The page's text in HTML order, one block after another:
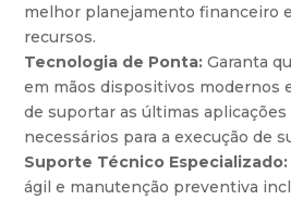
melhor planejamento financeiro
recursos.
Tecnologia de Ponta: Garanta
em mãos dispositivos modernos
de suportar as últimas
necessários para a execução de
Suporte Técnico Especializado:
ágil e manutenção preventiva